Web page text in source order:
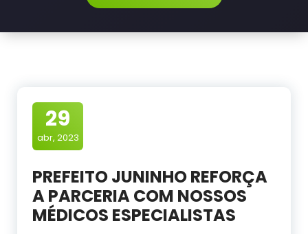
29
abr, 2023
PREFEITO JUNINHO REFORÇA
A PARCERIA COM NOSSOS
MÉDICOS ESPECIALISTAS